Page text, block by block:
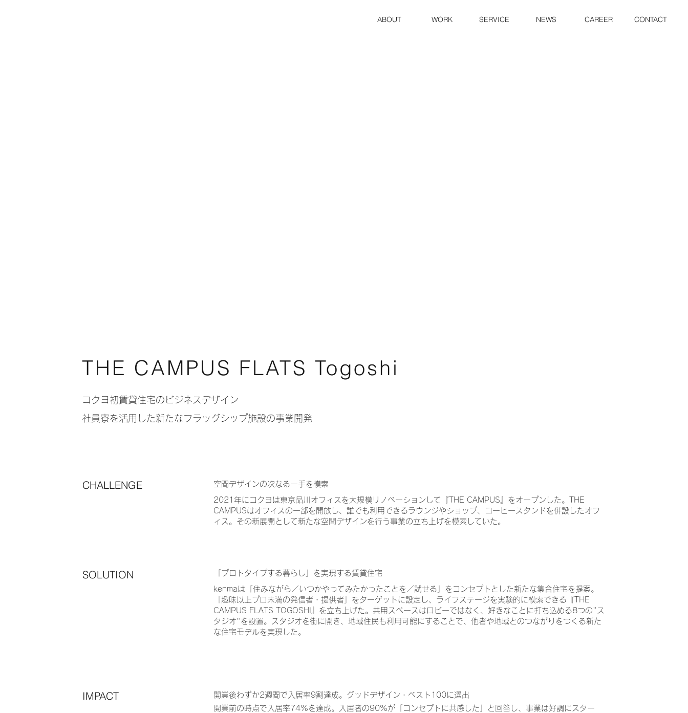
ABOUT WORK SERVICE NEWS CAREER CONTACT
コクヨ初賃貸住宅のビジネスデザイン
社員寮を活用した新たなフラッグシップ施設の事業開発
THE CAMPUS FLATS Togoshi
CHALLENGE 空間デザインの次なる一手を模索
2021年にコクヨは東京品川オフィスを大規模リノベーションして『THE CAMPUS』をオープンした。THE
CAMPUSはオフィスの一部を開放し、誰でも利用できるラウンジやショップ、コーヒースタンドを併設したオフ
ィス。その新展開として新たな空間デザインを行う事業の立ち上げを模索していた。
IMPACT
​開業後わずか2週間で入居率9割達成。グッドデザイン・ベスト100に選出
開業前の時点で入居率74%を達成。入居者の90%が「コンセプトに共感した」と回答し、事業は好調にスター
​​SOLUTION 「プロトタイプする暮らし」を実現する賃貸住宅
kenmaは「住みながら／いつかやってみたかったことを／試せる」をコンセプトとした新たな集合住宅を提案。
「趣味以上プロ未満の発信者・提供者」をターゲットに設定し、ライフステージを実験的に模索できる『THE
CAMPUS FLATS TOGOSHI』を立ち上げた。共用スペースはロビーではなく、好きなことに打ち込める8つの"ス
タジオ"を設置。スタジオを街に開き、地域住民も利用可能にすることで、他者や地域とのつながりをつくる新た
な住宅モデルを実現した。